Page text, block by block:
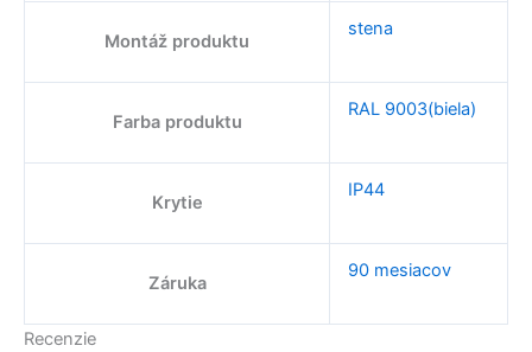
Montáž produktu
stena
Farba produktu
RAL 9003(biela)
Krytie
IP44
Záruka
90 mesiacov
Recenzie